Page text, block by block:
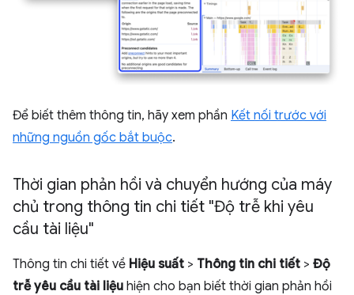
Để biết thêm thông tin, hãy xem phần Kết nối trước với
những nguồn gốc bắt buộc.
Thời gian phản hồi và chuyển hướng của máy
chủ trong thông tin chi tiết "Độ trễ khi yêu
cầu tài liệu"
Thông tin chi tiết về Hiệu suất > Thông tin chi tiết > Độ
trễ yêu cầu tài liệu hiện cho bạn biết thời gian phản hồi